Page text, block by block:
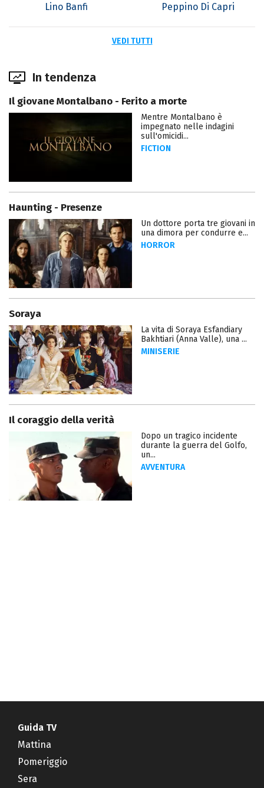
Lino Banfi Peppino Di Capri
VEDI TUTTI
In tendenza
Il giovane Montalbano - Ferito a morte
Mentre Montalbano è
impegnato nelle indagini
sull'omicidi...
FICTION
Haunting - Presenze
Un dottore porta tre giovani in
una dimora per condurre e...
HORROR
Soraya
La vita di Soraya Esfandiary
Bakhtiari (Anna Valle), una ...
MINISERIE
Il coraggio della verità
Dopo un tragico incidente
durante la guerra del Golfo,
un...
AVVENTURA
Guida TV
Mattina
Pomeriggio
Sera